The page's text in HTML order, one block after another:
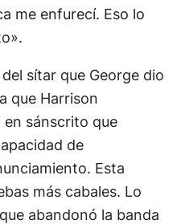
me enfurecí. Eso lo
sítar que George dio
que Harrison
en sánscrito que
de
Esta
más cabales. Lo
abandonó la banda